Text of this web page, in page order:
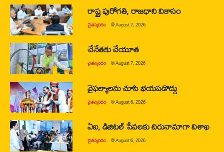
రాష్ట్ర పురోగతి, రాజధాని వికాసం
చైతన్యరధం @August 7, 2026
చేనేతకు చేయూత
చైతన్యరధం @August 7, 2026
వైఫల్యాలను చూసి భయపడొద్దు
చైతన్యరధం @August 6, 2026
ఏఐ, డిజిటల్ సేవలకు చిరునామాగా విశాఖ
చైతన్యరధం @August 6, 2026